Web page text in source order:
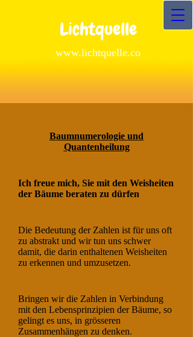
Lichtquelle
www.lichtquelle.co
Baumnumerologie und
Quantenheilung
Ich freue mich, Sie mit den Weisheiten
der Bäume beraten zu dürfen
Die Bedeutung der Zahlen ist für uns oft
zu abstrakt und wir tun uns schwer
damit, die darin enthaltenen Weisheiten
zu erkennen und umzusetzen.
Bringen wir die Zahlen in Verbindung
mit den Lebensprinzipien der Bäume, so
gelingt es uns, in grösseren
Zusammenhängen zu denken.